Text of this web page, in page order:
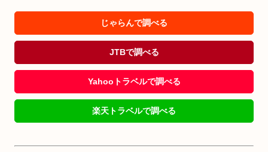
じゃらんで調べる
JTBで調べる
Yahooトラベルで調べる
楽天トラベルで調べる